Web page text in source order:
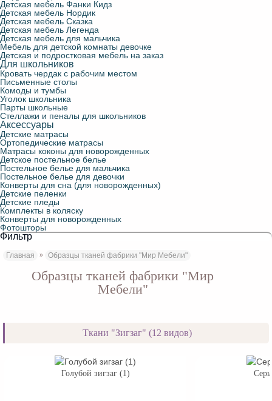
Детская мебель Фанки Кидз
Детская мебель Нордик
Детская мебель Сказка
Детская мебель Легенда
Детская мебель для мальчика
Мебель для детской комнаты девочке
Детская и подростковая мебель на заказ
Для школьников
Кровать чердак с рабочим местом
Письменные столы
Комоды и тумбы
Уголок школьника
Парты школьные
Стеллажи и пеналы для школьников
Аксессуары
Детские матрасы
Ортопедические матрасы
Матрасы коконы для новорожденных
Детское постельное белье
Постельное белье для мальчика
Постельное белье для девочки
Конверты для сна (для новорожденных)
Детские пеленки
Детские пледы
Комплекты в коляску
Конверты для новорожденных
Фотошторы
Фильтр
Главная » Образцы тканей фабрики "Мир Мебели"
Образцы тканей фабрики "Мир
Мебели"
Ткани "Зигзаг" (12 видов)
Голубой зигзаг (1)